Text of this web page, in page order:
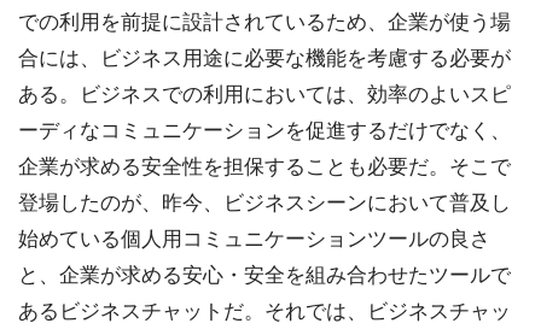
での利用を前提に設計されているため、企業が使う場
合には、ビジネス用途に必要な機能を考慮する必要が
ある。ビジネスでの利用においては、効率のよいスピ
ーディなコミュニケーションを促進するだけでなく、
企業が求める安全性を担保することも必要だ。そこで
登場したのが、昨今、ビジネスシーンにおいて普及し
始めている個人用コミュニケーションツールの良さ
と、企業が求める安心・安全を組み合わせたツールで
あるビジネスチャットだ。それでは、ビジネスチャッ